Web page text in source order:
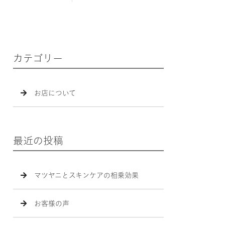
カテゴリー
お店について
最近の投稿
マツヤニとスキンケアの相乗効果
お客様の声